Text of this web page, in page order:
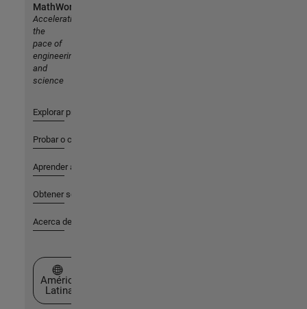
MathWorks
Accelerating
the
pace of
engineering
and
science
Explorar productos
Probar o comprar
Aprender a utilizar
Obtener soporte
Acerca de MathWorks
Seleccione un país/idioma
América
Latina